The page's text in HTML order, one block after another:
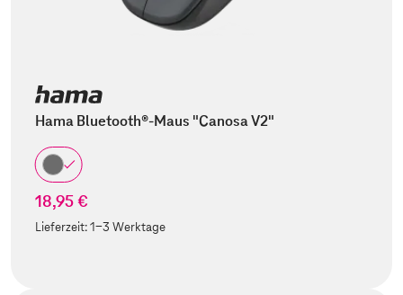
Hama Bluetooth®-Maus "Canosa V2"
18,95 €
Lieferzeit:1-3 Werktage